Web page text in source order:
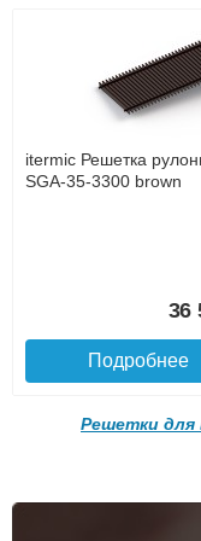
Доставка в регионы
9
Подробнее
100T, 230В
itermic Решетка
SGA-35-3300 brown
36
Подробнее
Решетки для